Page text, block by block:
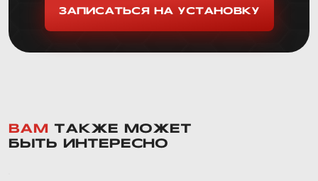
ЗАПИСАТЬСЯ НА УСТАНОВКУ
ВАМ
ТАКЖЕ МОЖЕТ
БЫТЬ ИНТЕРЕСНО